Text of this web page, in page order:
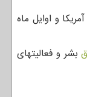
مخابراتی چین است و ۲۸ اکتبر به اتفاق آرا در سنای آمریکا و اوایل ماه
بشر و فعالیتهای